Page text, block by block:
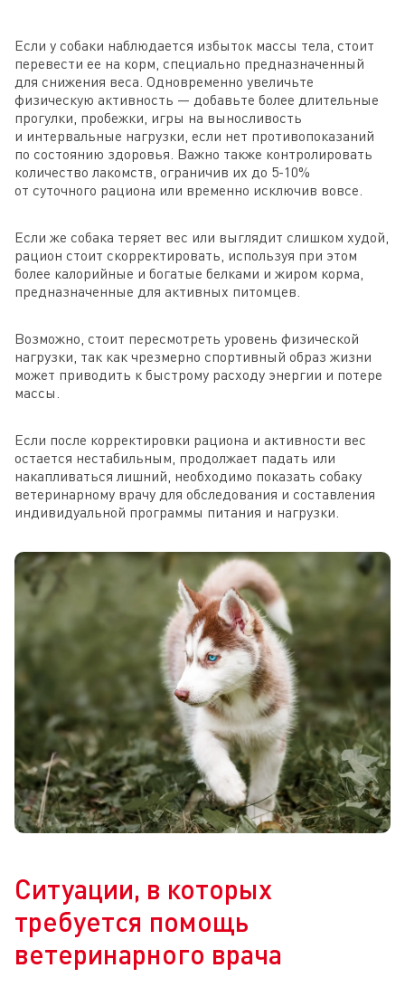
Если у собаки наблюдается избыток массы тела, стоит
перевести ее на корм, специально предназначенный
для снижения веса. Одновременно увеличьте
физическую активность — добавьте более длительные
прогулки, пробежки, игры на выносливость
и интервальные нагрузки, если нет противопоказаний
по состоянию здоровья. Важно также контролировать
количество лакомств, ограничив их до 5-10%
от суточного рациона или временно исключив вовсе.
Если же собака теряет вес или выглядит слишком худой,
рацион стоит скорректировать, используя при этом
более калорийные и богатые белками и жиром корма,
предназначенные для активных питомцев.
Возможно, стоит пересмотреть уровень физической
нагрузки, так как чрезмерно спортивный образ жизни
может приводить к быстрому расходу энергии и потере
массы.
Если после корректировки рациона и активности вес
остается нестабильным, продолжает падать или
накапливаться лишний, необходимо показать собаку
ветеринарному врачу для обследования и составления
индивидуальной программы питания и нагрузки.
Ситуации, в которых
требуется помощь
ветеринарного врача